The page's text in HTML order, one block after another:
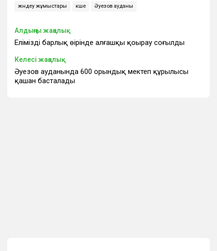
жөндеу жұмыстары көше Әуезов ауданы
Алдыңғы жаңалық
Еліміздің барлық өңірінде алғашқы қоңырау соғылды
Келесі жаңалық
Әуезов ауданында 600 орындық мектеп құрылысы
қашан басталады